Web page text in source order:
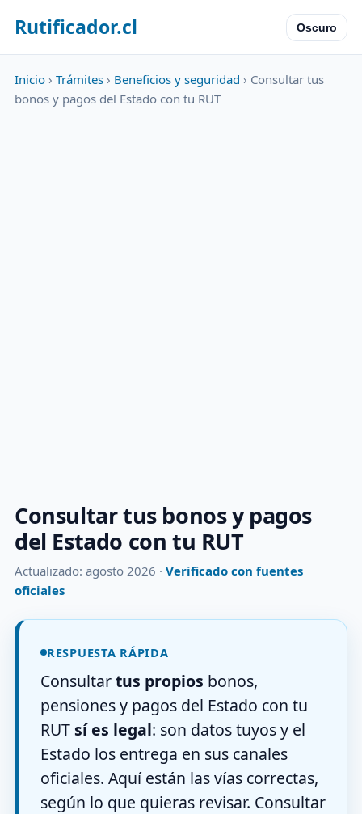
Rutificador.cl Oscuro
Inicio › Trámites › Beneficios y seguridad › Consultar tus
bonos y pagos del Estado con tu RUT
Consultar tus bonos y pagos
del Estado con tu RUT
Actualizado: agosto 2026 · Verificado con fuentes
oficiales
RESPUESTA RÁPIDA
Consultartus propios bonos,
pensiones y pagos del Estado con tu
RUTsí es legal: son datos tuyos y el
Estado los entrega en sus canales
oficiales. Aquí están las vías correctas,
según lo que quieras revisar. Consultar